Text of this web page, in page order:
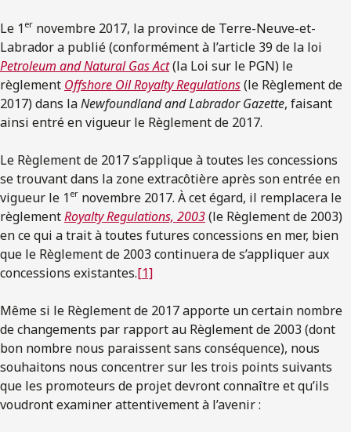
Le 1 er novembre 2017, la province de Terre-Neuve-et-
Labrador a publié (conformément à l’article 39 de la loi
Petroleum and Natural Gas Act(la Loi sur le PGN) le
règlement Offshore Oil Royalty Regulations(le Règlement de
2017) dans laNewfoundland and Labrador Gazette, faisant
ainsi entré en vigueur le Règlement de 2017.
Le Règlement de 2017 s’applique à toutes les concessions
se trouvant dans la zone extracôtière après son entrée en
vigueur le 1 er novembre 2017. À cet égard, il remplacera le
règlementRoyalty Regulations, 2003(le Règlement de 2003)
en ce qui a trait à toutes futures concessions en mer, bien
que le Règlement de 2003 continuera de s’appliquer aux
concessions existantes.[1]
Même si le Règlement de 2017 apporte un certain nombre
de changements par rapport au Règlement de 2003 (dont
bon nombre nous paraissent sans conséquence), nous
souhaitons nous concentrer sur les trois points suivants
que les promoteurs de projet devront connaître et qu’ils
voudront examiner attentivement à l’avenir :